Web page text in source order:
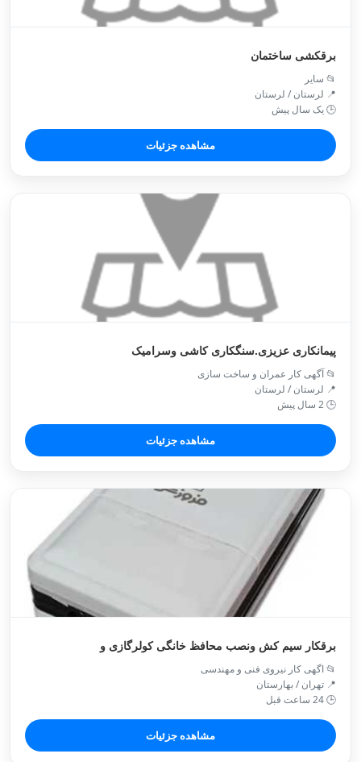
برقکشی ساختمان
📂 سایر
📍 لرستان / لرستان
🕒 یک سال پیش
مشاهده جزئیات
پیمانکاری عزیزی.سنگکاری کاشی وسرامیک
📂 آگهی کار عمران و ساخت سازی
📍 لرستان / لرستان
🕒 2 سال پیش
مشاهده جزئیات
برقکار سیم کش ونصب محافظ خانگی کولرگازی و
📂 اگهی کار نیروی فنی و مهندسی
📍 تهران / بهارستان
🕒 24 ساعت قبل
مشاهده جزئیات